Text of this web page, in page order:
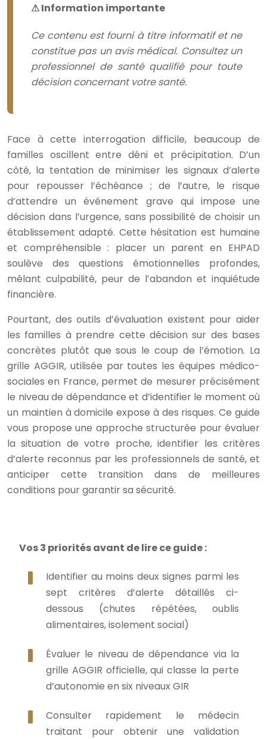
⚠ Information importante
Ce contenu est fourni à titre informatif et ne
constitue pas un avis médical. Consultez un
professionnel de santé qualifié pour toute
décision concernant votre santé.
Face à cette interrogation difficile, beaucoup de
familles oscillent entre déni et précipitation. D’un
côté, la tentation de minimiser les signaux d’alerte
pour repousser l’échéance ; de l’autre, le risque
d’attendre un événement grave qui impose une
décision dans l’urgence, sans possibilité de choisir un
établissement adapté. Cette hésitation est humaine
et compréhensible : placer un parent en EHPAD
soulève des questions émotionnelles profondes,
mêlant culpabilité, peur de l’abandon et inquiétude
financière.
Pourtant, des outils d’évaluation existent pour aider
les familles à prendre cette décision sur des bases
concrètes plutôt que sous le coup de l’émotion. La
grille AGGIR, utilisée par toutes les équipes médico-
sociales en France, permet de mesurer précisément
le niveau de dépendance et d’identifier le moment où
un maintien à domicile expose à des risques. Ce guide
vous propose une approche structurée pour évaluer
la situation de votre proche, identifier les critères
d’alerte reconnus par les professionnels de santé, et
anticiper cette transition dans de meilleures
conditions pour garantir sa sécurité.
Vos 3 priorités avant de lire ce guide :
Identifier au moins deux signes parmi les
sept critères d’alerte détaillés ci-
dessous (chutes répétées, oublis
alimentaires, isolement social)
Évaluer le niveau de dépendance via la
grille AGGIR officielle, qui classe la perte
d’autonomie en six niveaux GIR
Consulter rapidement le médecin
traitant pour obtenir une validation